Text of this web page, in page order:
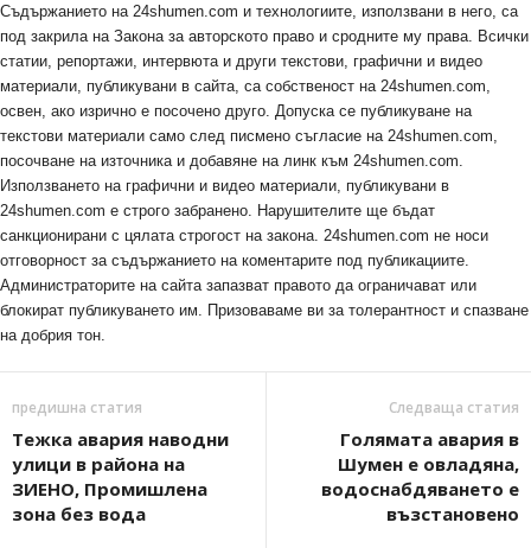
Съдържанието на 24shumen.com и технологиите, използвани в него, са
под закрила на Закона за авторското право и сродните му права. Всички
статии, репортажи, интервюта и други текстови, графични и видео
материали, публикувани в сайта, са собственост на 24shumen.com,
освен, ако изрично е посочено друго. Допуска се публикуване на
текстови материали само след писмено съгласие на 24shumen.com,
посочване на източника и добавяне на линк към 24shumen.com.
Използването на графични и видео материали, публикувани в
24shumen.com е строго забранено. Нарушителите ще бъдат
санкционирани с цялата строгост на закона. 24shumen.com не носи
отговорност за съдържанието на коментарите под публикациите.
Администраторите на сайта запазват правото да ограничават или
блокират публикуването им. Призоваваме ви за толерантност и спазване
на добрия тон.
предишна статия
Тежка авария наводни
улици в района на
ЗИЕНО, Промишлена
зона без вода
Следваща статия
Голямата авария в
Шумен е овладяна,
водоснабдяването е
възстановено